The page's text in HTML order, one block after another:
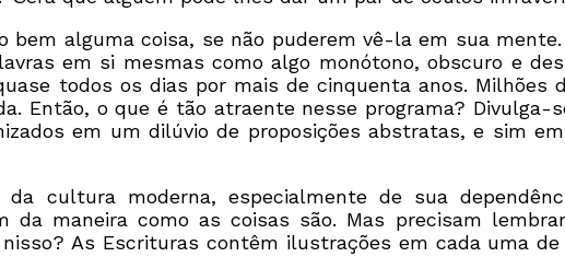
bem alguma coisa, se não puderem vê-la em sua
em si mesmas como algo monótono, obscuro e
todos os dias por mais de cinquenta anos. Milhões
Então, o que é tão atraente nesse programa?
em um dilúvio de proposições abstratas, e sim
cultura moderna, especialmente de sua
da maneira como as coisas são. Mas precisam
As Escrituras contêm ilustrações em cada uma